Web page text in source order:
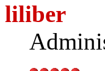
liliber